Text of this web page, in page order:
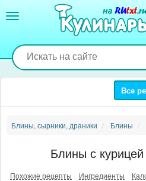
содержанию
Все
Блины, сырники, драники Блины
Блины с
Похожие рецепты Ингредиенты